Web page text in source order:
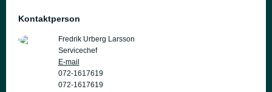
Kontaktperson
Fredrik Urberg Larsson
Servicechef
E-mail
072-1617619
072-1617619